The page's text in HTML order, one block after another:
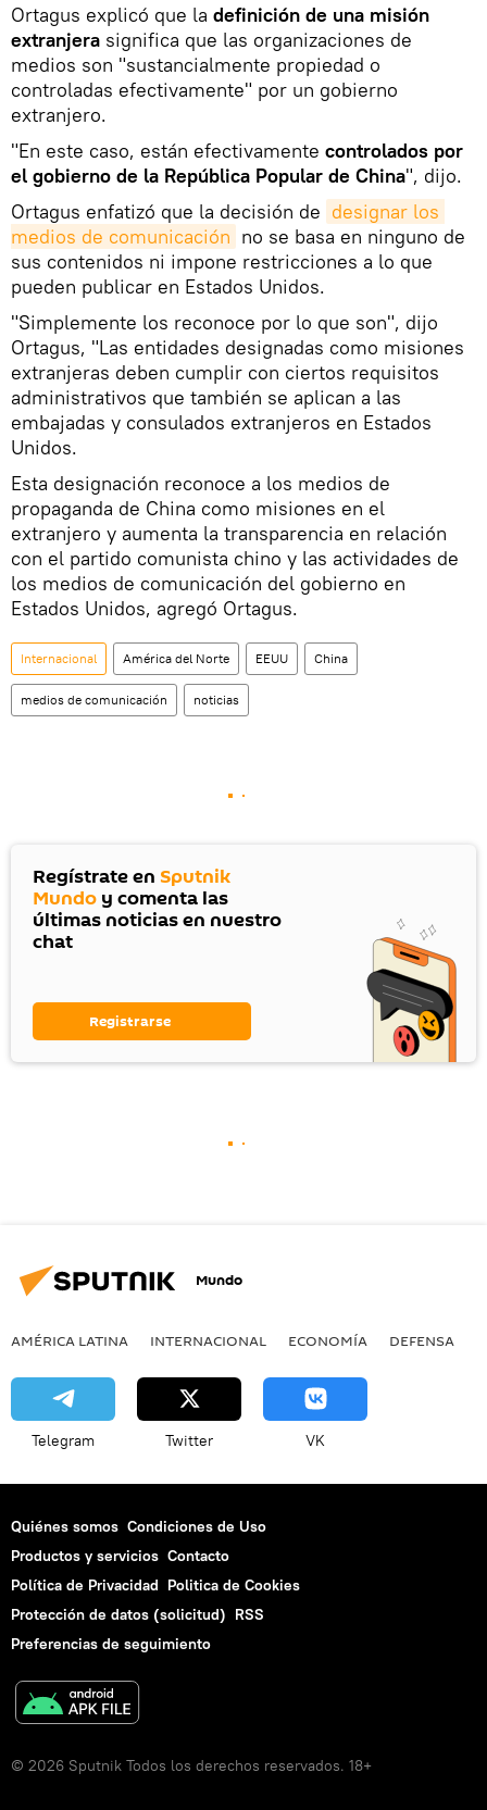
Ortagus explicó que la definición de una misión
extranjera significa que las organizaciones de
medios son "sustancialmente propiedad o
controladas efectivamente" por un gobierno
extranjero.
"En este caso, están efectivamente controlados por
el gobierno de la República Popular de China", dijo.
Ortagus enfatizó que la decisión de designar los
medios de comunicación no se basa en ninguno de
sus contenidos ni impone restricciones a lo que
pueden publicar en Estados Unidos.
"Simplemente los reconoce por lo que son", dijo
Ortagus, "Las entidades designadas como misiones
extranjeras deben cumplir con ciertos requisitos
administrativos que también se aplican a las
embajadas y consulados extranjeros en Estados
Unidos.
Esta designación reconoce a los medios de
propaganda de China como misiones en el
extranjero y aumenta la transparencia en relación
con el partido comunista chino y las actividades de
los medios de comunicación del gobierno en
Estados Unidos, agregó Ortagus.
Internacional América del Norte EEUU China
medios de comunicación noticias
Regístrate en Sputnik
Mundo y comenta las
últimas noticias en nuestro
chat
Registrarse
Mundo
AMÉRICA LATINA INTERNACIONAL ECONOMÍA DEFENSA
Telegram Twitter VK
Quiénes somos Condiciones de Uso
Productos y servicios Contacto
Política de Privacidad Politica de Cookies
Protección de datos (solicitud) RSS
Preferencias de seguimiento
© 2026 Sputnik Todos los derechos reservados. 18+